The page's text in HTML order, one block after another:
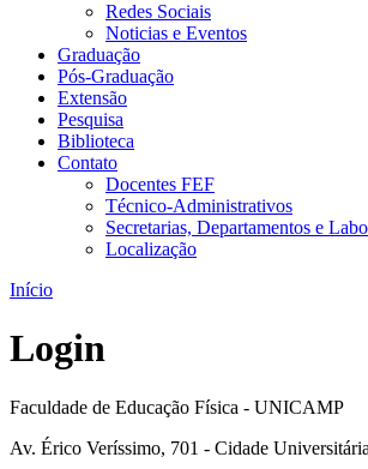
Redes Sociais
Noticias e Eventos
Graduação
Pós-Graduação
Extensão
Pesquisa
Biblioteca
Contato
Docentes FEF
Técnico-Administrativos
Secretarias, Departamentos e
Localização
Início
Login
Faculdade de Educação Física - UNICAMP
Av. Érico Veríssimo, 701 - Cidade